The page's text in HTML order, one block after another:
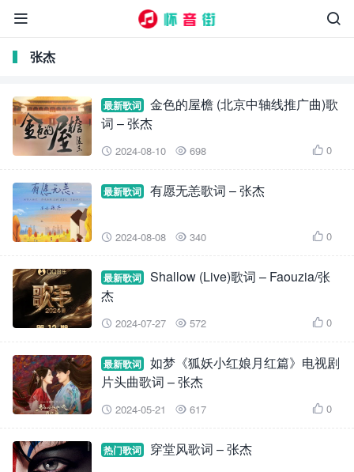


张杰
最新歌词
金色的屋檐 (北京中轴线推广曲)歌
词 – 张杰
 2024-08-10  698  0
最新歌词 有愿无恙歌词 – 张杰
 2024-08-08  340  0
最新歌词
Shallow (Live)歌词 – Faouzia/张
杰
 2024-07-27  572  0
最新歌词
如梦《狐妖小红娘月红篇》电视剧
片头曲歌词 – 张杰
 2024-05-21  617  0
热门歌词 穿堂风歌词 – 张杰